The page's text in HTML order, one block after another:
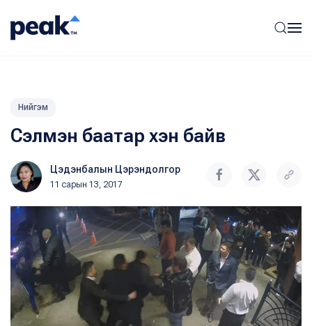
Нийгэм
Сэлмэн баатар хэн байв
Цэдэнбалын Цэрэндолгор
11 сарын 13, 2017